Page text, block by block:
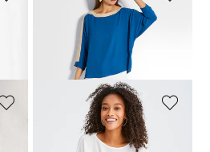
MADELEINE
Schlanke Jeans mit Fransensaum
99,95 €
+6 Farben
MADELEINE
Jeans mit feinem Fransensaum